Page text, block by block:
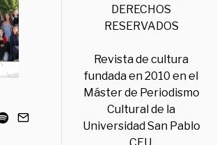
DERECHOS
RESERVADOS
Revista de cultura
fundada en 2010 en el
Máster de Periodismo
Cultural de la
Universidad San Pablo